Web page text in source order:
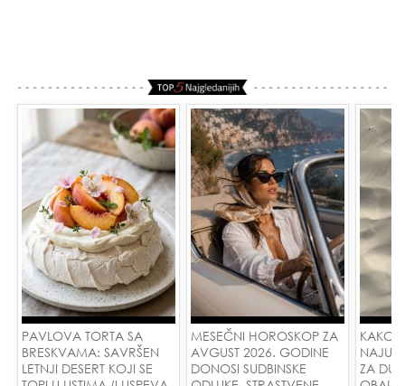
PAVLOVA TORTA SA
BRESKVAMA: SAVRŠEN
LETNJI DESERT KOJI SE
MESEČNI HOROSKOP ZA
AVGUST 2026. GODINE
DONOSI SUDBINSKE
KAKO
ZA